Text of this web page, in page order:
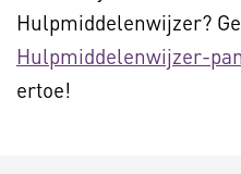
Hulpmiddelenwijzer?
Hulpmiddelenwijzer-
ertoe!